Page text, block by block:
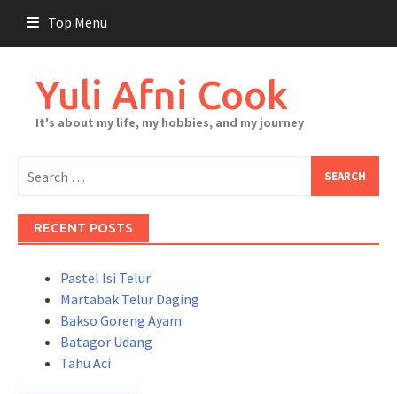
content
Top Menu
Yuli Afni Cook
It's about my life, my hobbies, and my journey
for:
RECENT POSTS
Pastel Isi Telur
Martabak Telur Daging
Bakso Goreng Ayam
Batagor Udang
Tahu Aci